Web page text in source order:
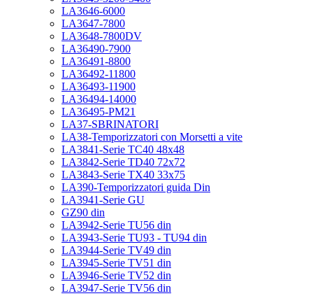
LA3646-6000
LA3647-7800
LA3648-7800DV
LA36490-7900
LA36491-8800
LA36492-11800
LA36493-11900
LA36494-14000
LA36495-PM21
LA37-SBRINATORI
LA38-Temporizzatori con Morsetti a vite
LA3841-Serie TC40 48x48
LA3842-Serie TD40 72x72
LA3843-Serie TX40 33x75
LA390-Temporizzatori guida Din
LA3941-Serie GU
GZ90 din
LA3942-Serie TU56 din
LA3943-Serie TU93 - TU94 din
LA3944-Serie TV49 din
LA3945-Serie TV51 din
LA3946-Serie TV52 din
LA3947-Serie TV56 din